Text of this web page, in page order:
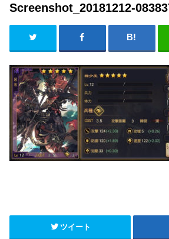
Screenshot_20181212-
ツイート